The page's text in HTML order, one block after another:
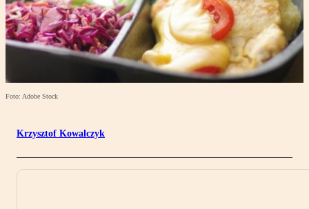
Foto: Adobe Stock
Krzysztof Kowalczyk